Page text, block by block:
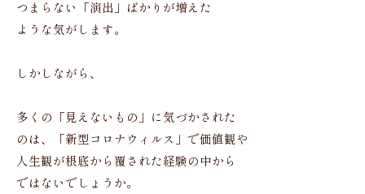
つまらない「演出」ばかりが増えた
ような気がします。
しかしながら、
多くの「見えないもの」に気づかされた
のは、「新型コロナウィルス」で価値観や
人生観が根底から覆された経験の中から
ではないでしょうか。